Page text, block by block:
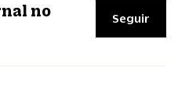
no
Seguir